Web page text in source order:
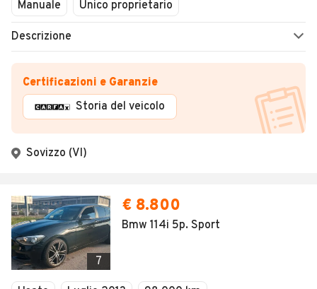
Chiuso
Manuale
Unico proprietario
Descrizione
Certificazioni e Garanzie
Storia del veicolo
Sovizzo (VI)
7
€ 8.800
Bmw 114i 5p. Sport